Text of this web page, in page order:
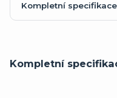
Kompletní specifikace
Kompletní